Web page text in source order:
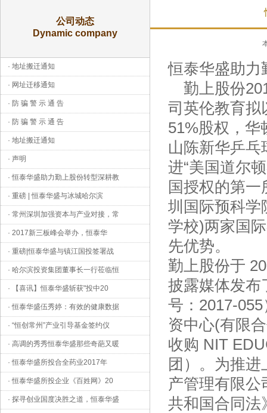
公司动态
Dynamic company
· 地址搬迁通知
· 网址迁移通知
· 防 骗 警 示 通 告
· 防 骗 警 示 通 告
· 地址搬迁通知
· 声明
·恒泰华盛助力勤上股份转型深耕教
· 重磅 | 恒泰华盛与冰城哈尔滨
· 常州深圳加强资本与产业对接，常
· 2017新三板峰会举办，恒泰华
· 重磅|恒泰华盛与镇江国投签署战
· 哈尔滨投资集团董事长一行莅临恒
· 【喜讯】恒泰华盛斩获"投中20
·恒泰华盛伍秀婷：有效的健康数据
· “恒创常州”产业引导基金签约仪
· 高调的秀秀恒泰华盛那些奇葩又暖
·恒泰华盛所投合全药业2017年
·恒泰华盛所投企业《百姓网》20
· 探寻创业国度决胜之道，恒泰华盛
恒泰华盛助力
勤上股份
司英伦教育拟
51%股权，华
山陈新华乒
进“美国道尔
国授权的第
圳国际预科学
学校)两家国
先优势。
勤上股份于
披露媒体发布
号：2017-
资中心(有限
收购 NIT
团）。为推
产管理有限公
共和国合同法